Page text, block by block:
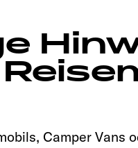
Camper Vans